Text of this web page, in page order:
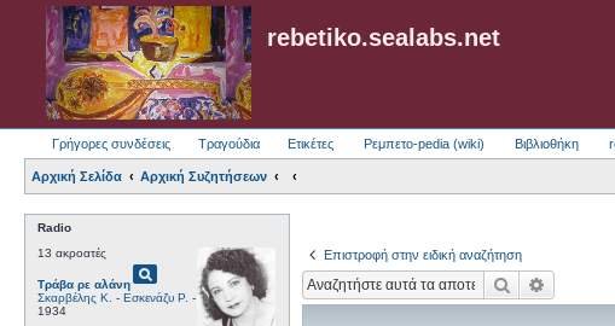
rebetiko.sealabs.net
Γρήγορες συνδέσεις Τραγούδια Ετικέτες Ρεμπετο-pedia (wiki) Βιβλιοθήκη
Αρχική Σελίδα Αρχική Συζητήσεων
Radio
13 ακροατές
Τράβα ρε αλάνηpageview
Σκαρβέλης Κ. - Εσκενάζυ Ρ. -
1934
Επιστροφή στην ειδική αναζήτηση
Αναζήτηση